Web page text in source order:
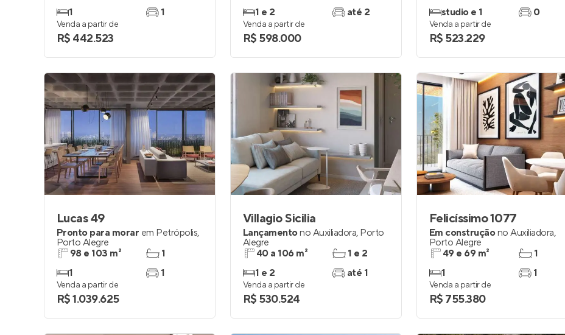
1
1
Venda a partir de
R$ 442.523
1 e 2
até 2
Venda a partir de
R$ 598.000
studio e 1
0
Venda a partir de
R$ 523.229
Lucas 49
Pronto para morar em Petrópolis,
Porto Alegre
98 e 103 m²
1
1
1
Venda a partir de
R$ 1.039.625
Villagio Sicilia
Lançamentono Auxiliadora, Porto
Alegre
40 a 106 m²
1 e 2
1 e 2
até 1
Venda a partir de
R$ 530.524
Felicíssimo 1077
Em construçãono Auxiliadora,
Porto Alegre
49 e 69 m²
1
1
1
Venda a partir de
R$ 755.380